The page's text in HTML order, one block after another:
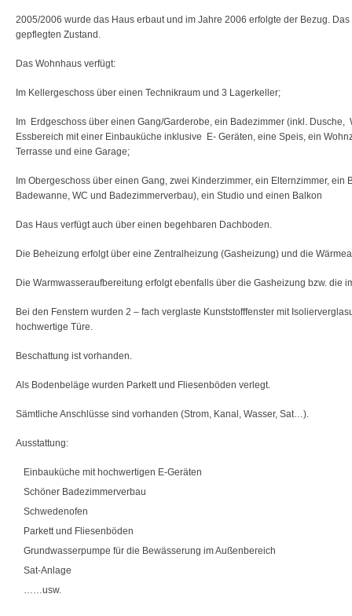
2005/2006 wurde das Haus erbaut und im Jahre 2006 erfolgte der Bezug.
gepflegten Zustand.
Das Wohnhaus verfügt:
Im Kellergeschoss über einen Technikraum und 3 Lagerkeller;
Im Erdgeschoss über einen Gang/Garderobe, ein Badezimmer (inkl. Dusche,
Essbereich mit einer Einbauküche inklusive E- Geräten, eine Speis, ein
Terrasse und eine Garage;
Im Obergeschoss über einen Gang, zwei Kinderzimmer, ein Elternzimmer,
Badewanne, WC und Badezimmerverbau), ein Studio und einen Balkon
Das Haus verfügt auch über einen begehbaren Dachboden.
Die Beheizung erfolgt über eine Zentralheizung (Gasheizung) und die
Die Warmwasseraufbereitung erfolgt ebenfalls über die Gasheizung bzw. die
Bei den Fenstern wurden 2 – fach verglaste Kunststofffenster mit
hochwertige Türe.
Beschattung ist vorhanden.
Als Bodenbeläge wurden Parkett und Fliesenböden verlegt.
Sämtliche Anschlüsse sind vorhanden (Strom, Kanal, Wasser, Sat…).
Ausstattung:
Einbauküche mit hochwertigen E-Geräten
Schöner Badezimmerverbau
Schwedenofen
Parkett und Fliesenböden
Grundwasserpumpe für die Bewässerung im Außenbereich
Sat-Anlage
……usw.